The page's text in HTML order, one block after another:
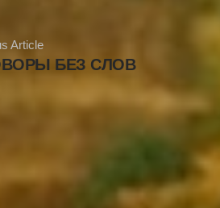
Article
БЕЗ СЛОВ